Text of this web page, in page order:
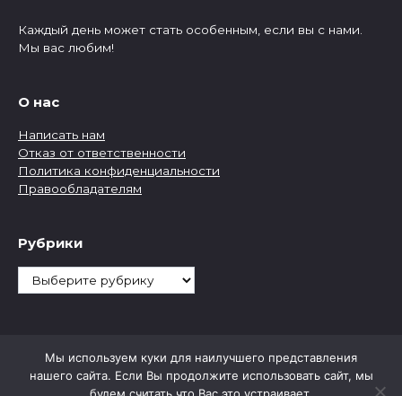
Каждый день может стать особенным, если вы с нами.
Мы вас любим!
О нас
Написать нам
Отказ от ответственности
Политика конфиденциальности
Правообладателям
Рубрики
Рубрики
Мы используем куки для наилучшего представления
нашего сайта. Если Вы продолжите использовать сайт, мы